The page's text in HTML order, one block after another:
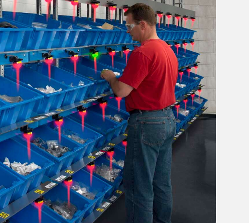
mit breitem
SOFTWARE
Banner Measurement Sensor Software
GUI-Software für Sensor
und vorbeugende
Wartung
LINKS